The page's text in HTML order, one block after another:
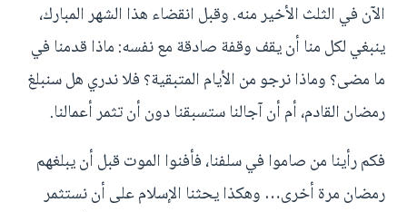
الآن في الثلث الأخير منه. وقبل انقضاء هذا الشهر المبارك،
ينبغي لكل منا أن يقف وقفة صادقة مع نفسه: ماذا قدمنا في
ما مضى؟ وماذا نرجو من الأيام المتبقية؟ فلا ندري هل سنبلغ
رمضان القادم، أم أن آجالنا ستسبقنا دون أن تثمر أعمالنا.
فكم رأينا من صاموا في سلفنا، فأفنوا الموت قبل أن يبلغهم
رمضان مرة أخرى… وهكذا يحثنا الإسلام على أن نستثمر